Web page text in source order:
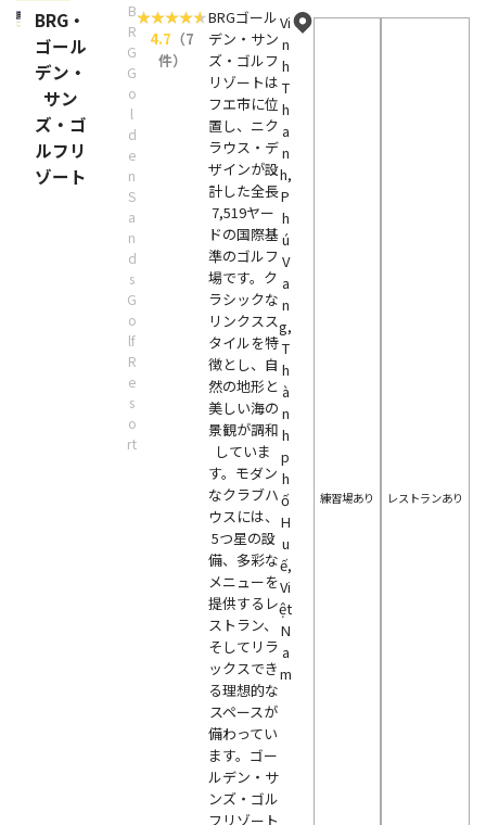
BRG・
ゴール
デン・
サン
ズ・ゴ
ルフリ
ゾート
B
R
G
G
o
l
d
e
n
S
a
n
d
s
G
o
lf
R
e
s
o
rt
4.7 （7
件）
BRGゴール
デン・サン
ズ・ゴルフ
リゾートは
フエ市に位
置し、ニク
ラウス・デ
ザインが設
計した全長
7,519ヤー
ドの国際基
準のゴルフ
場です。ク
ラシックな
リンクスス
タイルを特
徴とし、自
然の地形と
美しい海の
景観が調和
していま
す。モダン
なクラブハ
ウスには、
5つ星の設
備、多彩な
メニューを
提供するレ
ストラン、
そしてリラ
ックスでき
る理想的な
スペースが
備わってい
ます。ゴー
ルデン・サ
ンズ・ゴル
フリゾート
Vi
n
h
T
h
a
n
h,
P
h
ú
V
a
n
g,
T
h
à
n
h
p
h
ố
H
u
ế,
Vi
ệt
N
a
m
練習場あり レストランあり